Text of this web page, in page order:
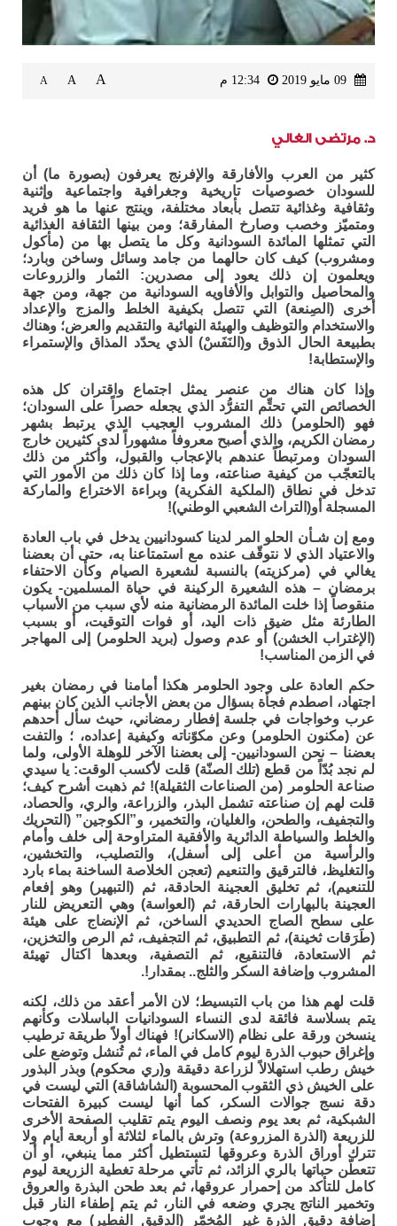
A
A
A
د. مرتضى الغالي
كثير من العرب والأفارقة والإفرنج يعرفون (بصورة ما) أن
للسودان خصوصيات تاريخية وجغرافية واجتماعية وإثنية
وثقافية وغذائية تتصل بأبعاد مختلفة، وينتج عنها ما هو فريد
ومتميّز وخصب وصارخ المفارقة؛ ومن بينها الثقافة الغذائية
التي تمثلها المائدة السودانية وكل ما يتصل بها من (مأكول
ومشروب) كيف كان حالهما من جامد وسائل وساخن وبارد؛
ويعلمون إن ذلك يعود إلى مصدرين: الثمار والزروعات
والمحاصيل والتوابل والأفاويه السودانية من جهة، ومن جهة
أخرى (الصِنعة) التي تتصل بكيفية الخلط والمزج والإعداد
والاستخدام والتوظيف والهيئة النهائية والتقديم والعرض؛ وهناك
بطبيعة الحال الذوق و(النَفَسْ) الذي يحدّد المذاق والإستمراء
والإستطابة!
وإذا كان هناك من عنصر يمثل اجتماع واقتران كل هذه
الخصائص التي تحتِّم التفرُّد الذي يجعله حصراً على السودان؛
فهو (الحلومر) ذلك المشروب العجيب الذي يرتبط بشهر
رمضان الكريم، والذي أصبح معروفاً مشهوراً لدى كثيرين خارج
السودان ومرتبطاً عندهم بالإعجاب والقبول، وأكثر من ذلك
بالتعجّب من كيفية صناعته، وما إذا كان ذلك من الأمور التي
تدخل في نطاق (الملكية الفكرية) وبراءة الاختراع والماركة
المسجلة أو(التراث الشعبي الوطني)!
ومع إن شـأن الحلو المر لدينا كسودانيين يدخل في باب العادة
والاعتياد الذي لا نتوقّف عنده مع استمتاعنا به، حتى أن بعضنا
يغالي في (مركزيته) بالنسبة لشعيرة الصيام وكأن الاحتفاء
برمضان – هذه الشعيرة الركينة في حياة المسلمين- يكون
منقوصاً إذا خلت المائدة الرمضانية منه لأي سبب من الأسباب
الطارئة مثل ضيق ذات اليد، أو فوات التوقيت، أو بسبب
(الإغتراب الخشن) أو عدم وصول (بريد الحلومر) إلى المهاجر
في الزمن المناسب!
حكم العادة على وجود الحلومر هكذا أمامنا في رمضان بغير
اجتهاد، اصطدم فجأة بسؤال من بعض الأجانب الذين كان بينهم
عرب وخواجات في جلسة إفطار رمضاني، حيث سأل أحدهم
عن (مكنون الحلومر) وعن مكوّناته وكيفية إعداده، ؛ والتفت
بعضنا – نحن السودانيين- إلى بعضنا الآخر للوهلة الأولى، ولما
لم نجد بُدّاً من قطع (تلك الصنّة) قلت لأكسب الوقت: يا سيدي
صناعة الحلومر (من الصناعات الثقيلة)! ثم ذهبت أشرح كيف؛
قلت لهم إن صناعته تشمل البذر، والزراعة، والري، والحصاد،
والتجفيف، والطحن، والغليان، والتخمير، و”الكوجين” (التحريك
والخلط والسياطة الدائرية والأفقية المتراوحة إلى خلف وأمام
والرأسية من أعلى إلى أسفل)، والتصليب، والتخشين،
والتغليظ، فالترقيق والتنعيم (تعجن الخلاصة الساخنة بماء بارد
للتنعيم)، ثم تخليق العجينة الحادقة، ثم (التبهير) وهو إفعام
العجينة بالبهارات الحارقة، ثم (العواسة) وهي التعريض للنار
على سطح الصاج الحديدي الساخن، ثم الإنضاج على هيئة
(طَرَقات ثخينة)، ثم التطبيق، ثم التجفيف، ثم الرص والتخزين،
ثم الاستعادة، فالتنقيع، ثم التصفية، وبعدها اكتال تهيئة
المشروب وإضافة السكر والثلج.. بمقدار!.
قلت لهم هذا من باب التبسيط؛ لان الأمر أعقد من ذلك، لكنه
يتم بسلاسة فائقة لدى النساء السودانيات الباسلات وكأنهم
ينسخن ورقة على نظام (الاسكانر)! فهناك أولاً طريقة ترطيب
وإغراق حبوب الذرة ليوم كامل في الماء، ثم تُنشل وتوضع على
خيش رطب استهلالاً لزراعة دقيقة و(ري محكوم) وبذر البذور
على الخيش ذي الثقوب المحسوبة (الشاشاقة) التي ليست في
دقة نسج جوالات السكر، كما أنها ليست كبيرة الفتحات
الشبكية، ثم بعد يوم ونصف اليوم يتم تقليب الصفحة الأخرى
للزريعة (الذرة المزروعة) وترش بالماء لثلاثة أو أربعة أيام ولا
تترك أوراق الذرة وعروقها لتستطيل أكثر مما ينبغي، أو أن
تتعطّن حباتها بالري الزائد، ثم تأتي مرحلة تغطية الزريعة ليوم
كامل للتأكد من إحمرار عروقها، ثم بعد طحن البذرة والعروق
وتخمير الناتج يجري وضعه في النار، ثم يتم إطفاء النار قبل
إضافة دقيق الذرة غير المُخمّر (الدقيق الفطير) مع وجوب